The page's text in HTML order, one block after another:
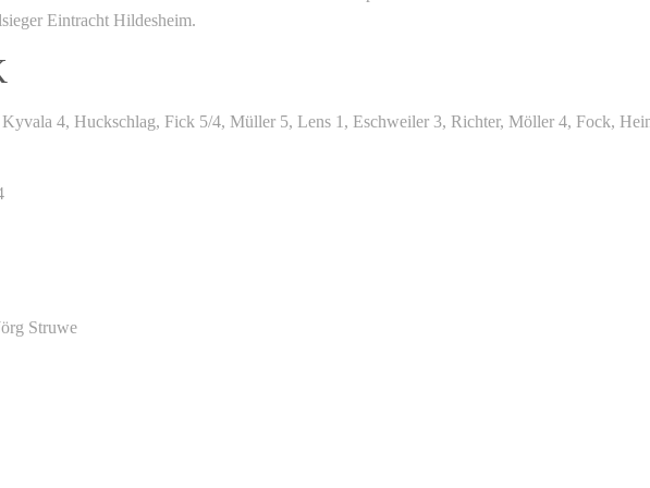
Eintracht Hildesheim.
Kyvala 4, Huckschlag, Fick 5/4, Müller 5, Lens 1, Eschweiler 3, Richter, Möller 4, Fock,
Struwe